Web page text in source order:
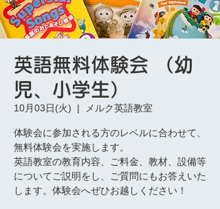
英語無料体験会 （幼
児、小学生）
10月03日(火)
  |
メルク英語教室
体験会に参加される方のレベルに合わせて、
無料体験会を実施します。
英語教室の教育内容、ご料金、教材、設備等
についてご説明をし、ご質問にもお答えいた
します。体験会へぜひお越しください！